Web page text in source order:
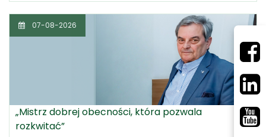
07-08-2026
„Mistrz dobrej obecności, która pozwala
rozkwitać”